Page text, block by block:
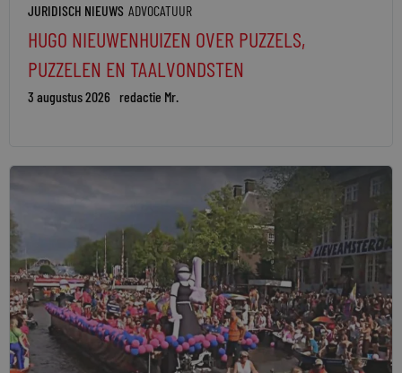
JURIDISCH NIEUWS ADVOCATUUR
HUGO NIEUWENHUIZEN OVER PUZZELS,
PUZZELEN EN TAALVONDSTEN
3 augustus 2026 redactie Mr.